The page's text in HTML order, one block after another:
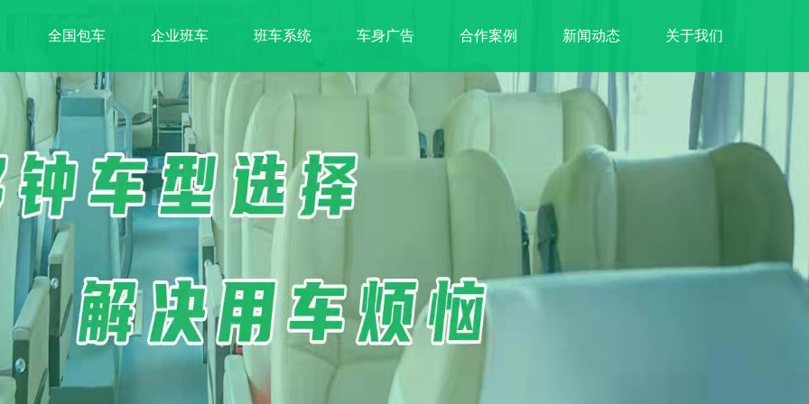
全国包车 企业班车 班车系统 车身广告 合作案例 新闻动态 关于我们